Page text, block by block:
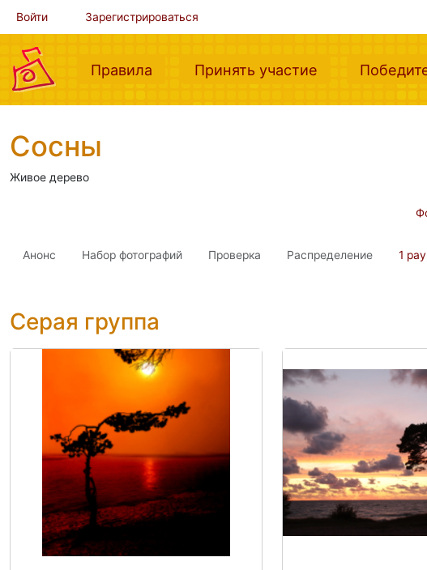
Войти Зарегистрироваться
Правила (current)Принять участие (current)
Сосны
Живое дерево
Анонс Набор фотографий Проверка Распределение 1
Серая группа